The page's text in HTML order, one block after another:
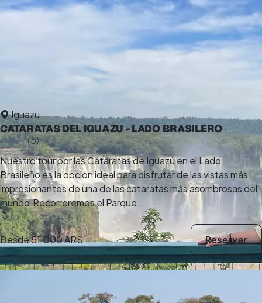
5,0(5)
14 h
Iguazu
CATARATAS DEL IGUAZU - LADO BRASILERO
Nuestro tour por las Cataratas de Iguazú en el Lado
Brasileño es la opción ideal para disfrutar de las vistas más
impresionantes de una de las cataratas más asombrosas del
mundo.Recorreremos el Parque...
Desde51.000 ARS Reservar